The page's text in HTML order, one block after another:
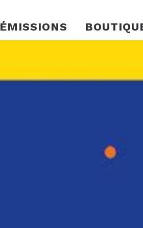
ÉMISSIONS